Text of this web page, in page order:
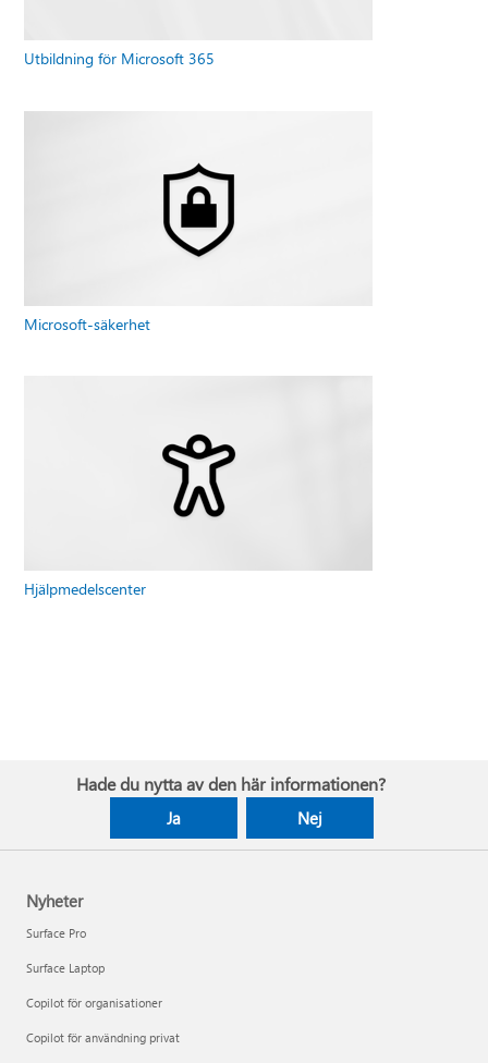
Utbildning för Microsoft 365
Microsoft-säkerhet
Hjälpmedelscenter
Hade du nytta av den här informationen?
Ja Nej
Nyheter
Surface Pro
Surface Laptop
Copilot för organisationer
Copilot för användning privat